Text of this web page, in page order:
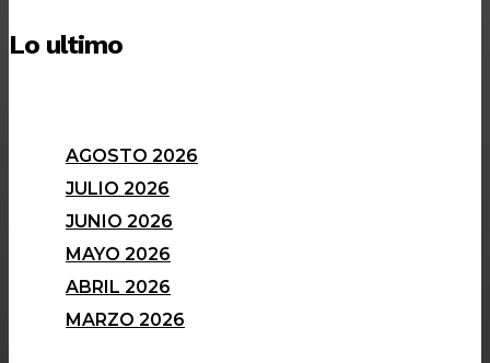
Lo ultimo
AGOSTO 2026
JULIO 2026
JUNIO 2026
MAYO 2026
ABRIL 2026
MARZO 2026